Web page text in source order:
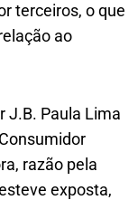
terceiros, o que
ao
J.B. Paula Lima
razão pela
exposta,